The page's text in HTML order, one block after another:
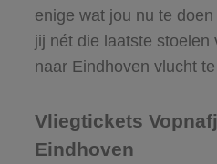
enige wat jou nu te
jij nét die laatste stoelen
naar Eindhoven vlucht
Vliegtickets
Eindhoven